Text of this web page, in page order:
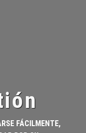
FÁCILMENTE,